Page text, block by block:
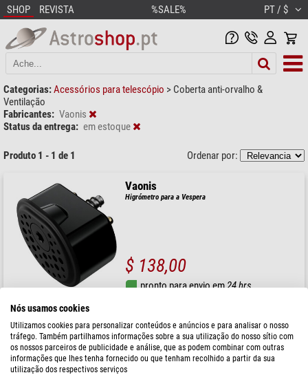
SHOP REVISTA %SALE% PT / $
Categorias:Acessórios para telescópio > Coberta anti-orvalho &
Ventilação
Fabricantes: Vaonis
Status da entrega: em estoque
Produto 1 - 1 de 1 Ordenar por:
Vaonis
Higrómetro para a Vespera
$ 138,00
pronto para envio em24 hrs
Nós usamos cookies
Utilizamos cookies para personalizar conteúdos e anúncios e para analisar o nosso
tráfego. Também partilhamos informações sobre a sua utilização do nosso sítio com
os nossos parceiros de publicidade e análise, que as podem combinar com outras
informações que lhes tenha fornecido ou que tenham recolhido a partir da sua
utilização dos respectivos serviços